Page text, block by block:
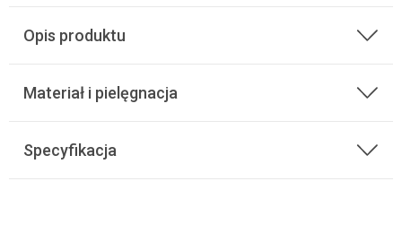
Opis produktu
Materiał i pielęgnacja
Specyfikacja